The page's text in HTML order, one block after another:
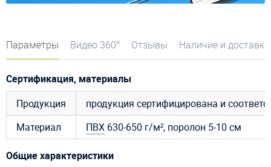
Параметры Видео 360° Отзывы Наличие и доставка
Сертификация, материалы
Продукция
продукция сертифицирована и
Материал
ПВХ 630-650 г/м², поролон 5-10 см
Общие характеристики